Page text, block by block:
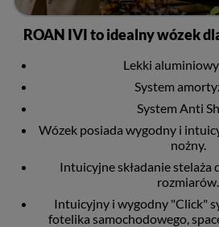
ROAN IVI to idealny wózek
Lekki
System
System Anti
Wózek posiada wygodny i
nożny.
Intuicyjne składanie stelaża
rozmiarów.
Intuicyjny i wygodny "Click"
fotelika samochodowego,